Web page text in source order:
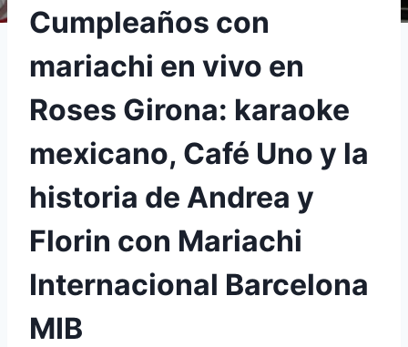
Cumpleaños con
mariachi en vivo en
Roses Girona: karaoke
mexicano, Café Uno y la
historia de Andrea y
Florin con Mariachi
Internacional Barcelona
MIB